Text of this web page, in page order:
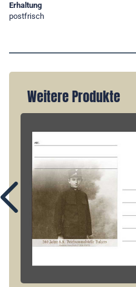
Erhaltung
postfrisch
Weitere Produkte